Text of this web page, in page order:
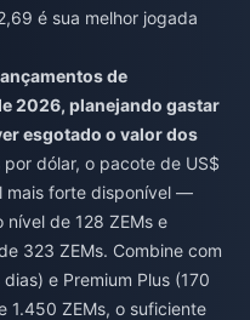
é sua melhor jogada
de
2026, planejando gastar
esgotado o valor dos
por dólar, o pacote de US$
mais forte disponível —
de 128 ZEMs e
323 ZEMs. Combine com
e Premium Plus (170
1.450 ZEMs, o suficiente